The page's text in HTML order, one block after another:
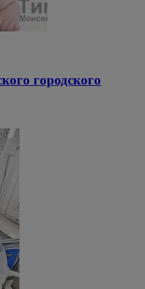
городского